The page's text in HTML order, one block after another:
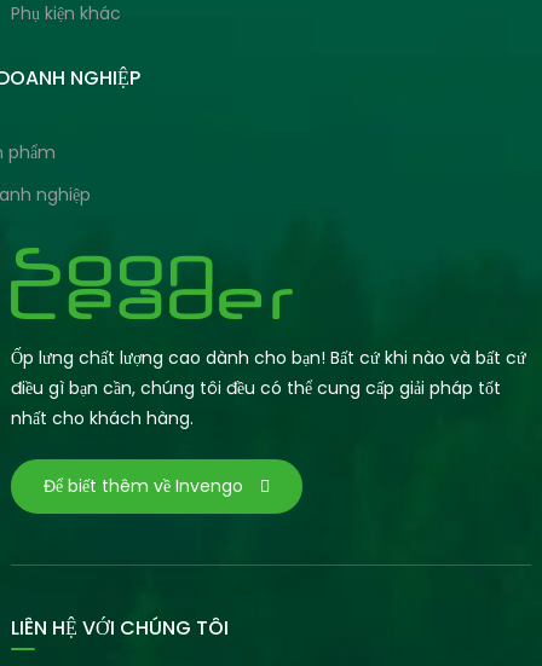
Phụ kiện khác
NGHIỆP
phẩm
nghiệp
Ốp lưng chất lượng cao dành cho bạn! Bất cứ khi nào và bất cứ
điều gì bạn cần, chúng tôi đều có thể cung cấp giải pháp tốt
nhất cho khách hàng.
Để biết thêm về Invengo
LIÊN HỆ VỚI CHÚNG TÔI